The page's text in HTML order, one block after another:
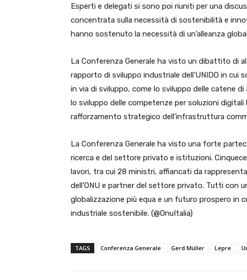
Esperti e delegati si sono poi riuniti per una
concentrata sulla necessità di sostenibilità e
hanno sostenuto la necessità di un’alleanza
La Conferenza Generale ha visto un dibattito di
rapporto di sviluppo industriale dell’UNIDO in
in via di sviluppo, come lo sviluppo delle catene
lo sviluppo delle competenze per soluzioni
rafforzamento strategico dell’infrastruttura
La Conferenza Generale ha visto una forte
ricerca e del settore privato e istituzioni.
lavori, tra cui 28 ministri, affiancati da
dell’ONU e partner del settore privato. Tutti con
globalizzazione più equa e un futuro prospero in
industriale sostenibile. (@OnuItalia)
TAGS Conferenza Generale Gerd Müller Lepre